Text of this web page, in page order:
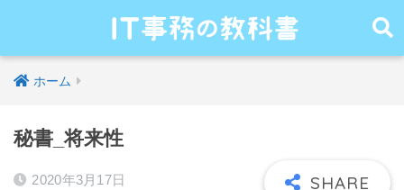
ホーム
秘書_将来性
2020年3月17日